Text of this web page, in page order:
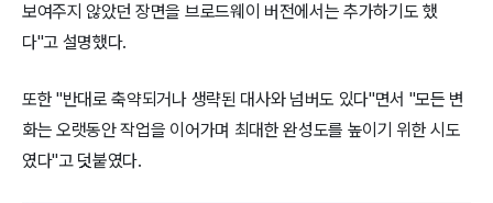
보여주지 않았던 장면을 브로드웨이 버전에서는 추가하기도 했
다"고 설명했다.
또한 "반대로 축약되거나 생략된 대사와 넘버도 있다"면서 "모든 변
화는 오랫동안 작업을 이어가며 최대한 완성도를 높이기 위한 시도
였다"고 덧붙였다.